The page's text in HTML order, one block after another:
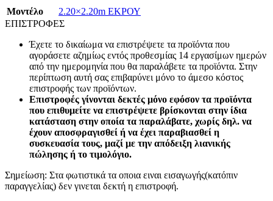
Mοντέλο
2.20×2.20m ΕΚΡΟΥ
ΕΠΙΣΤΡΟΦΕΣ
Έχετε το δικαίωμα να επιστρέψετε τα προϊόντα που
αγοράσετε αζημίως εντός προθεσμίας 14 εργασίμων ημερών
από την ημερομηνία που θα παραλάβετε τα προϊόντα. Στην
περίπτωση αυτή σας επιβαρύνει μόνο το άμεσο κόστος
επιστροφής των προϊόντων.
Επιστροφές γίνονται δεκτές μόνο εφόσον τα προϊόντα
που επιθυμείτε να επιστρέψετε βρίσκονται στην ίδια
κατάσταση στην οποία τα παραλάβατε, χωρίς δηλ. να
έχουν αποσφραγισθεί ή να έχει παραβιασθεί η
συσκευασία τους, μαζί με την απόδειξη λιανικής
πώλησης ή το τιμολόγιο.
Σημείωση: Στα φωτιστικά τα οποια ειναι εισαγωγής(κατόπιν
παραγγελίας) δεν γινεται δεκτή η επιστροφή.